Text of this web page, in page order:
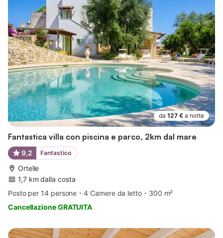
da 127 € a notte
Fantastica villa con piscina e parco, 2km dal mare
9,2 Fantastico
Ortelle
1,7 km dalla costa
Posto per 14 persone
4 Camere da letto
300 m²
Cancellazione GRATUITA